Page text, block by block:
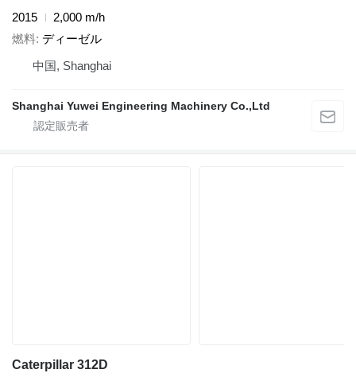
2015
2,000 m/h
燃料 ディーゼル
中国, Shanghai
Shanghai Yuwei Engineering Machinery Co.,Ltd
Caterpillar 312D